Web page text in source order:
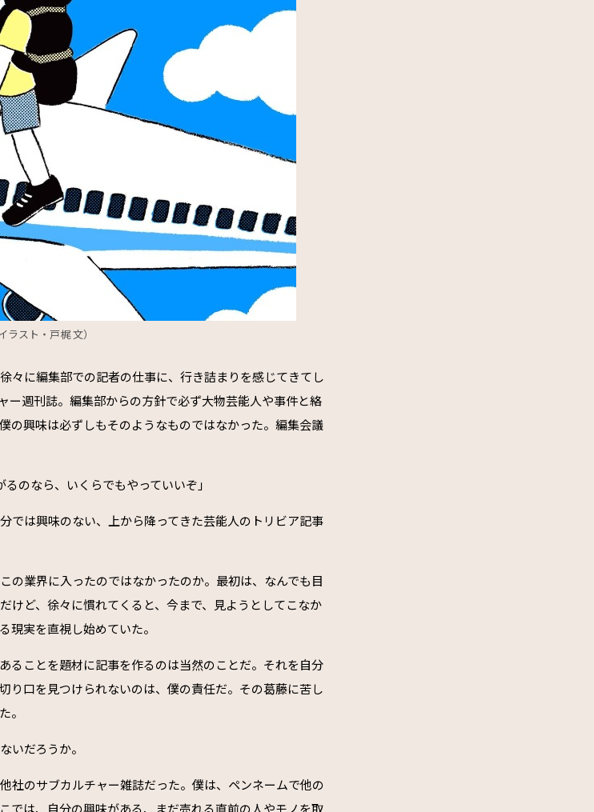
イラスト・戸梶 文）
々に編集部での記者の仕事に、行き詰まりを感じてきてし
ー週刊誌。編集部からの方針で必ず大物芸能人や事件と絡
の興味は必ずしもそのようなものではなかった。編集会議
のなら、いくらでもやっていいぞ」
では興味のない、上から降ってきた芸能人のトリビア記事
の業界に入ったのではなかったのか。最初は、なんでも目
けど、徐々に慣れてくると、今まで、見ようとしてこなか
現実を直視し始めていた。
ることを題材に記事を作るのは当然のことだ。それを自分
り口を見つけられないのは、僕の責任だ。その葛藤に苦し
。
いだろうか。
社のサブカルチャー雑誌だった。僕は、ペンネームで他の
では、自分の興味がある、まだ売れる直前の人やモノを取